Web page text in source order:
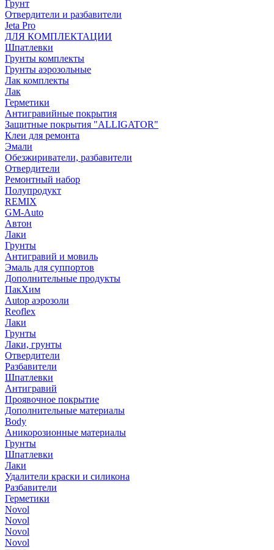
Грунт
Отвердители и разбавители
Jeta Pro
ДЛЯ КОМПЛЕКТАЦИИ
Шпатлевки
Грунты комплекты
Грунты аэрозольные
Лак комплекты
Лак
Герметики
Антигравийные покрытия
Защитные покрытия "ALLIGATOR"
Клеи для ремонта
Эмали
Обезжириватели, разбавители
Отвердители
Ремонтный набор
Полупродукт
REMIX
GM-Auto
Автон
Лаки
Грунты
Антигравий и мовиль
Эмаль для суппортов
Дополнительные продукты
ПакХим
Autop аэрозоли
Reoflex
Лаки
Грунты
Лаки, грунты
Отвердители
Разбавители
Шпатлевки
Антигравий
Проявочное покрытие
Дополнительные материалы
Body
Аникорозионные материалы
Грунты
Шпатлевки
Лаки
Удалители краски и силикона
Разбавители
Герметики
Novol
Novol
Novol
Novol